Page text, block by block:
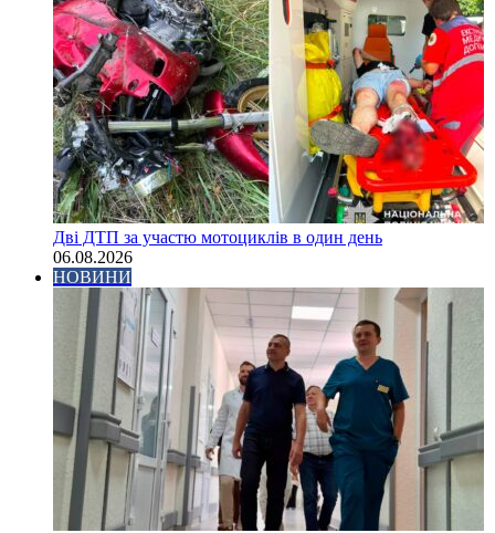
Дві ДТП за участю мотоциклів в один день
06.08.2026
НОВИНИ